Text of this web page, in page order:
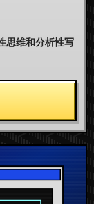
思维和分析性写